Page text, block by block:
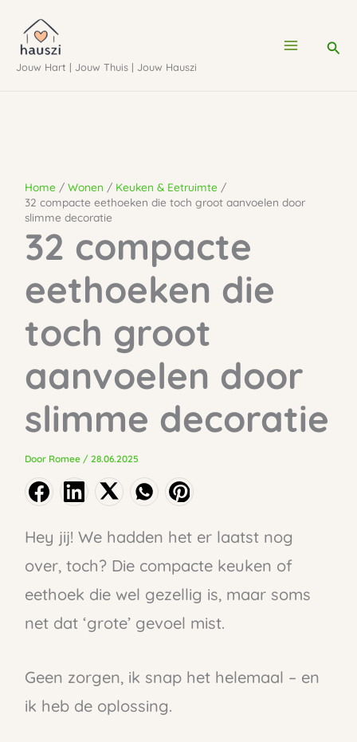
naar
deJouw Hart | Jouw Thuis | Jouw Hauszi
Home Wonen
Keuken & Eetruimte
32 compacte eethoeken die toch groot aanvoelen door
slimme decoratie
32 compacte
eethoeken die
toch groot
aanvoelen door
slimme decoratie
Door Romee / 28.06.2025
Hey jij! We hadden het er laatst nog
over, toch? Die compacte keuken of
eethoek die wel gezellig is, maar soms
net dat ‘grote’ gevoel mist.
Geen zorgen, ik snap het helemaal – en
ik heb de oplossing.